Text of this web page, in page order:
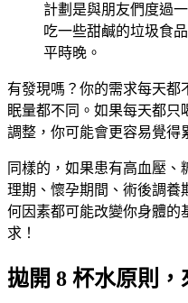
計劃是與朋友們度過
吃一些甜鹹的垃圾食
平時晚。
有發現嗎？你的需求每天都
眠量都不同。如果每天都只
調整，你可能會更容易覺得
同樣的，如果患有高血壓
理期、懷孕期間、術後調養
何因素都可能改變你身體的
求！
拋開 8 杯水原則